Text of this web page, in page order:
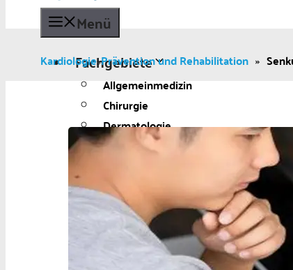
Menü
Fachgebiete
Allgemeinmedizin
Chirurgie
Dermatologie
Diabetologie
Kardiologie
Neurologie und Psychiatrie
Onkologie
Ophthalmologie
Kardiologie»Prävention und Rehabilitation »